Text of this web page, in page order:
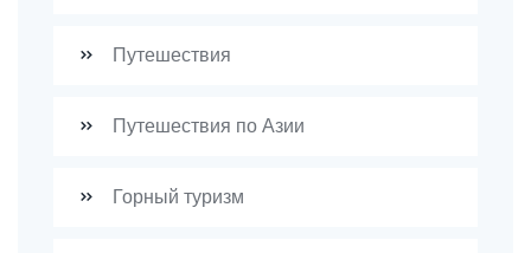
Путешествия
Путешествия по Азии
Горный туризм